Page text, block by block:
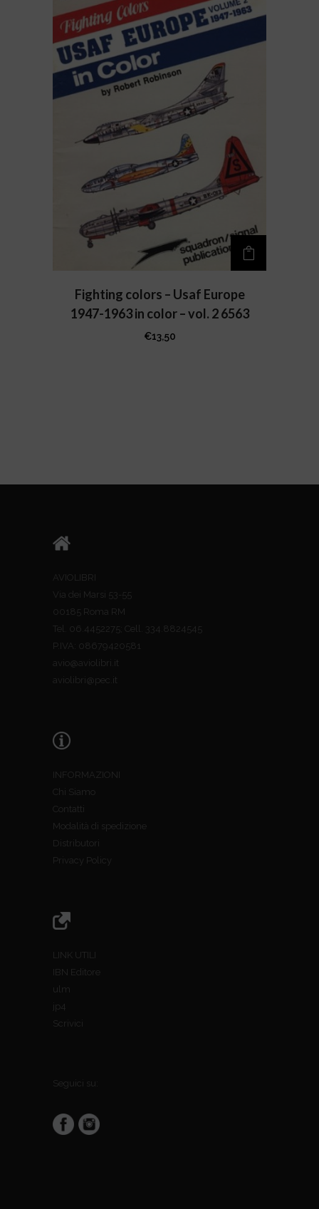
Fighting colors – Usaf Europe
1947-1963 in color – vol. 2 6563
€13,50
AVIOLIBRI
Via dei Marsi 53-55
00185 Roma RM
Tel. 06.4452275; Cell. 334.8824545
P.IVA: 08679420581
avio@aviolibri.it
aviolibri@pec.it
INFORMAZIONI
Chi Siamo
Contatti
Modalità di spedizione
Distributori
Privacy Policy
LINK UTILI
IBN Editore
ulm
jp4
Scrivici
Seguici su: